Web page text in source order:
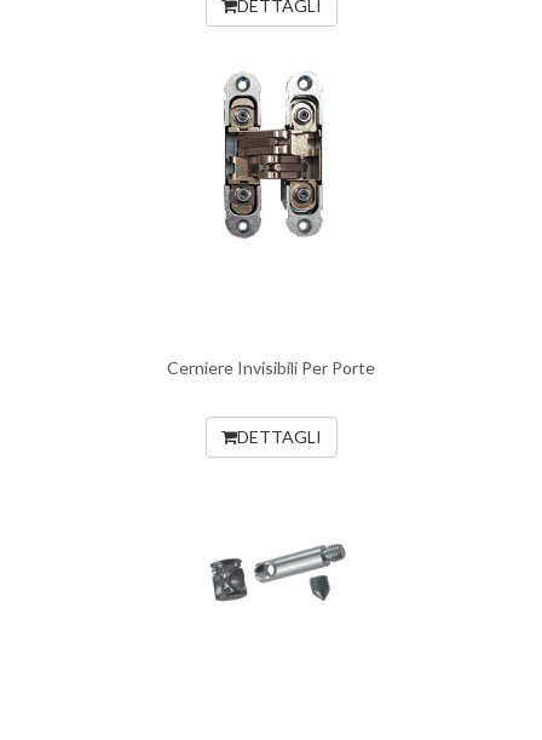
DETTAGLI
Cerniere Invisibili Per Porte
DETTAGLI